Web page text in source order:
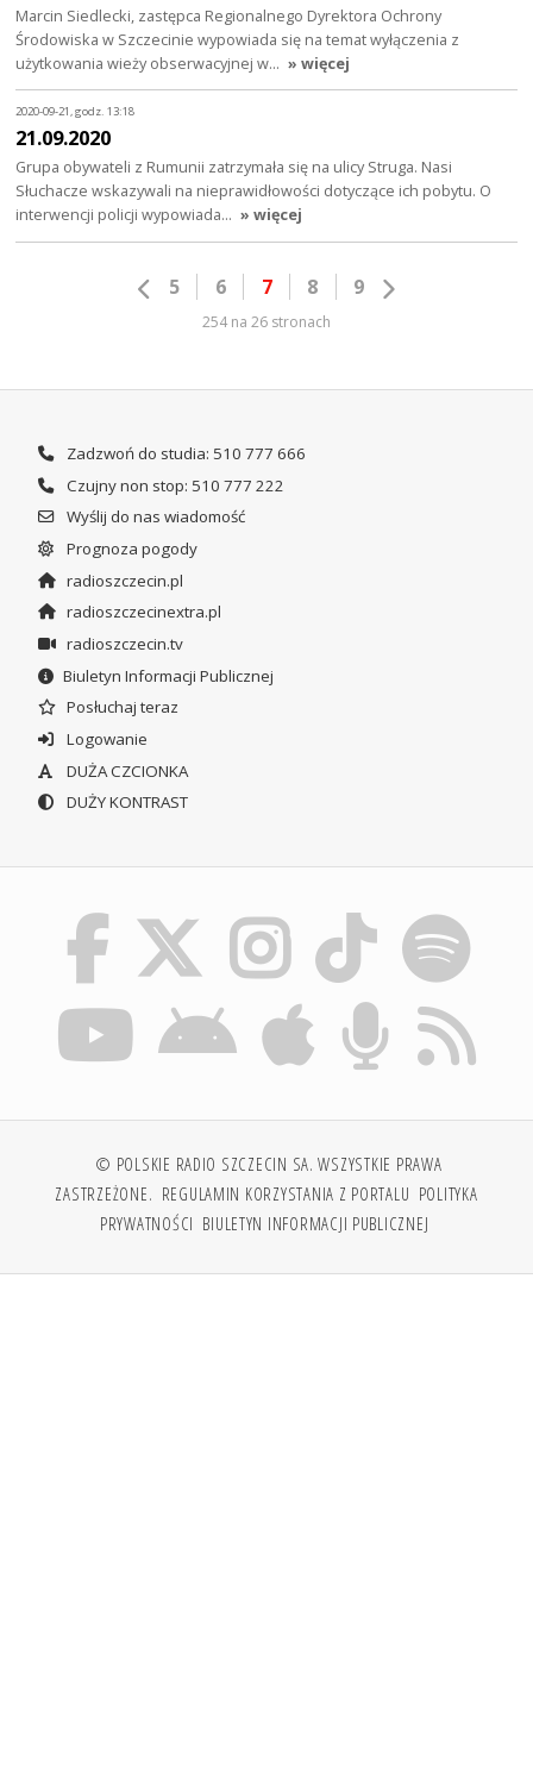
Marcin Siedlecki, zastępca Regionalnego Dyrektora Ochrony
Środowiska w Szczecinie wypowiada się na temat wyłączenia z
użytkowania wieży obserwacyjnej w… » więcej
2020-09-21, godz. 13:18
21.09.2020
Grupa obywateli z Rumunii zatrzymała się na ulicy Struga. Nasi
Słuchacze wskazywali na nieprawidłowości dotyczące ich pobytu. O
interwencji policji wypowiada… » więcej
5 6 7 8 9
254 na 26 stronach
Zadzwoń do studia: 510 777 666
Czujny non stop: 510 777 222
Wyślij do nas wiadomość
Prognoza pogody
radioszczecin.pl
radioszczecinextra.pl
radioszczecin.tv
Biuletyn Informacji Publicznej
Posłuchaj teraz
Logowanie
DUŻA CZCIONKA
DUŻY KONTRAST
© POLSKIE RADIO SZCZECIN SA. WSZYSTKIE PRAWA
ZASTRZEŻONE. REGULAMIN KORZYSTANIA Z PORTALU POLITYKA
PRYWATNOŚCI BIULETYN INFORMACJI PUBLICZNEJ